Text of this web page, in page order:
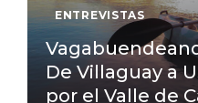
ENTREVISTAS
De Villaguay a
por el Valle de